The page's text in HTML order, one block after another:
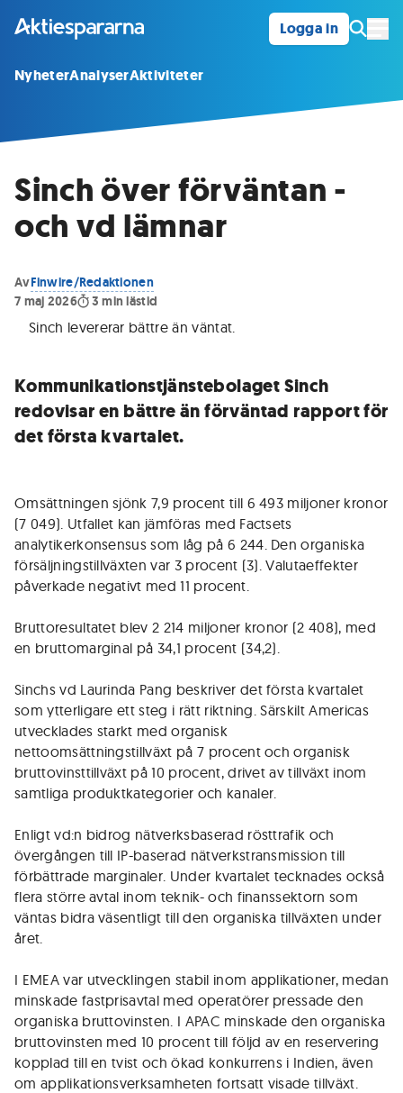
Logga in
NyheterAnalyserAktiviteter
Sinch över förväntan -
och vd lämnar
AvFinwire/Redaktionen
7 maj 2026
3 min lästid
Sinch levererar bättre än väntat.
Kommunikationstjänstebolaget Sinch
redovisar en bättre än förväntad rapport för
det första kvartalet.
Omsättningen sjönk 7,9 procent till 6 493 miljoner kronor
(7 049). Utfallet kan jämföras med Factsets
analytikerkonsensus som låg på 6 244. Den organiska
försäljningstillväxten var 3 procent (3). Valutaeffekter
påverkade negativt med 11 procent.
Bruttoresultatet blev 2 214 miljoner kronor (2 408), med
en bruttomarginal på 34,1 procent (34,2).
Sinchs vd Laurinda Pang beskriver det första kvartalet
som ytterligare ett steg i rätt riktning. Särskilt Americas
utvecklades starkt med organisk
nettoomsättningstillväxt på 7 procent och organisk
bruttovinsttillväxt på 10 procent, drivet av tillväxt inom
samtliga produktkategorier och kanaler.
Enligt vd:n bidrog nätverksbaserad rösttrafik och
övergången till IP-baserad nätverkstransmission till
förbättrade marginaler. Under kvartalet tecknades också
flera större avtal inom teknik- och finanssektorn som
väntas bidra väsentligt till den organiska tillväxten under
året.
I EMEA var utvecklingen stabil inom applikationer, medan
minskade fastprisavtal med operatörer pressade den
organiska bruttovinsten. I APAC minskade den organiska
bruttovinsten med 10 procent till följd av en reservering
kopplad till en tvist och ökad konkurrens i Indien, även
om applikationsverksamheten fortsatt visade tillväxt.